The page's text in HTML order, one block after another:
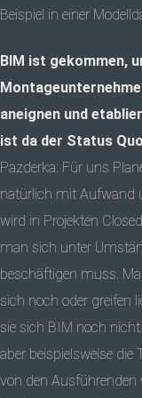
Beispiel in einer
BIM ist gekommen,
aneignen und
ist da der Status
Pazderka: Für uns
natürlich mit Aufwand
wird in Projekten
man sich unter
beschäftigen muss.
sich noch oder greifen
sie sich BIM noch
aber beispielsweise die
von den